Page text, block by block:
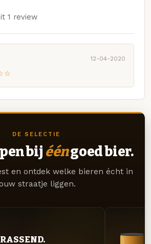
1 review
12-04-2020
DE SELECTIE
bij ééngoed bier.
en ontdek welke bieren écht in
straatje liggen.